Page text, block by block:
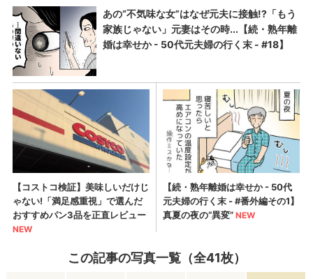
この記事の写真一覧（全41枚）